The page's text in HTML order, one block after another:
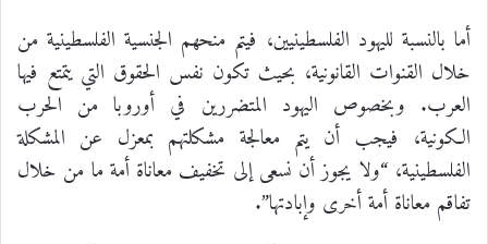
أما بالنسبة لليهود الفلسطينيين، فيتم منحهم الجنسية الفلسطينية من
خلال القنوات القانونية، بحيث تكون نفس الحقوق التي يتمتع فيها
العرب. وبخصوص اليهود المتضررين في أوروبا من الحرب
الكونية، فيجب أن يتم معالجة مشكلتهم بمعزل عن المشكلة
الفلسطينية، “ولا يجوز أن نسعى إلى تخفيف معاناة أمة ما من خلال
تفاقم معاناة أمة أخرى وإبادتها”.